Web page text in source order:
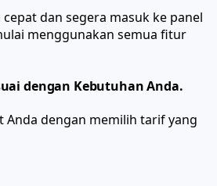
dan segera masuk ke panel
menggunakan semua fitur
dengan Kebutuhan Anda.
Anda dengan memilih tarif yang